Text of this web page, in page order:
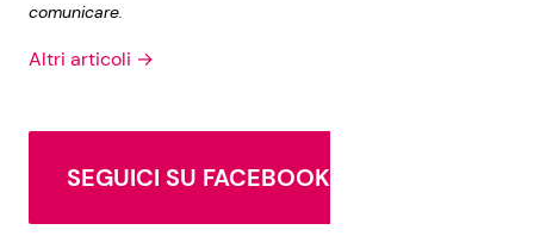
comunicare.
Altri articoli →
SEGUICI SU FACEBOOK